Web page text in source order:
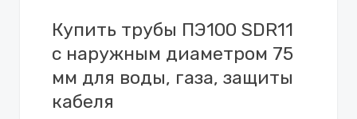
Купить трубы ПЭ100 SDR11
с наружным диаметром 75
мм для воды, газа, защиты
кабеля